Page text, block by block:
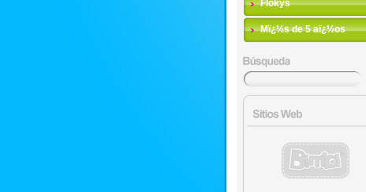
Flokys
Mï¿½s de 5 aï¿½os